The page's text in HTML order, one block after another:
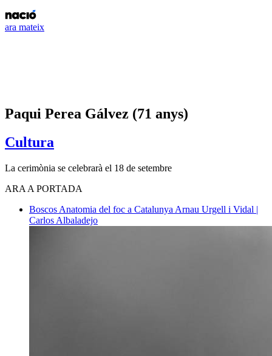
ara mateix
Paqui Perea Gálvez (71 anys)
Cultura
La cerimònia se celebrarà el 18 de setembre
ARA A PORTADA
Boscos Anatomia del foc a Catalunya Arnau Urgell i Vidal |
Carlos Albaladejo